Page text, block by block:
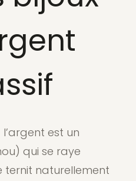
est un
qui se raye
ternit naturellement